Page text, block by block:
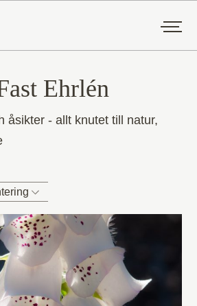
Ehrlén
åsikter - allt knutet till natur,